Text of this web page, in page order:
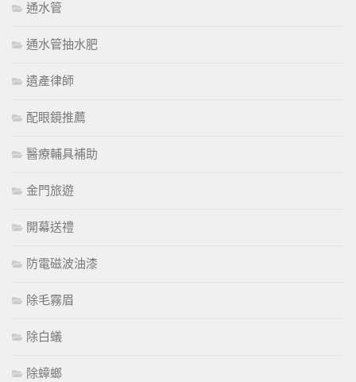
通水管
通水管抽水肥
遺產律師
配眼鏡推薦
醫療輔具補助
金門旅遊
開幕送禮
防電磁波油漆
除毛霧眉
除白蟻
除蟑螂